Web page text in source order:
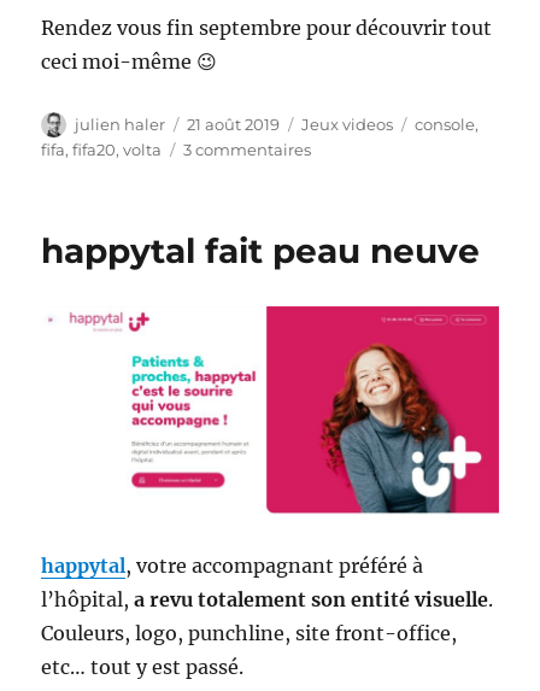
Rendez vous fin septembre pour découvrir tout
ceci moi-même 😉
Auteur
julien haler
Publié
le
21 août 2019 Catégories
Jeux videos Étiquettes
console,
fifa,fifa20,volta 3 commentairessur
le
dans
FIFA
20
happytal fait peau neuve
happytal, votre accompagnant préféré à
l’hôpital,a revu totalement son entité visuelle.
Couleurs, logo, punchline, site front-office,
etc… tout y est passé.